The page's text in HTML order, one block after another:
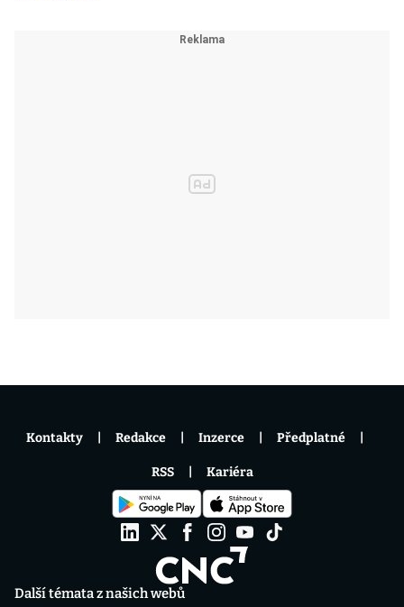
Další témata z našich webů
Kontakty Redakce Inzerce Předplatné
RSS Kariéra